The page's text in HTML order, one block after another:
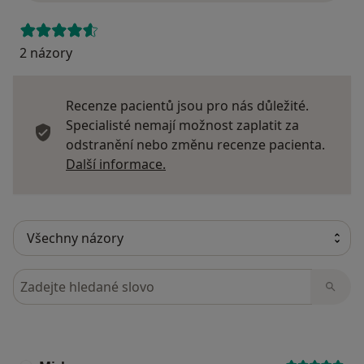
2 názory
Recenze pacientů jsou pro nás důležité.
Specialisté nemají možnost zaplatit za
odstranění nebo změnu recenze pacienta.
Další informace.
Hledejte v názorech